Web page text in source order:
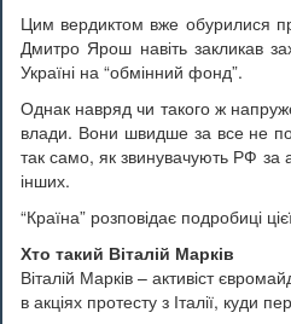
Цим вердиктом вже обурилися
Дмитро Ярош навіть закликав
Україні на “обмінний фонд”.
Однак навряд чи такого ж
влади. Вони швидше за все не
так само, як звинувачують РФ
інших.
“Країна” розповідає подробиці
Хто такий Віталій Марків
Віталій Марків – активіст
в акціях протесту з Італії, куди